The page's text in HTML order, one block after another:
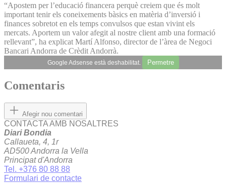
“Apostem per l’educació financera perquè creiem que és molt
important tenir els coneixements bàsics en matèria d’inversió i
finances sobretot en els temps convulsos que estan vivint els
mercats. Aportem un valor afegit al nostre client amb una formació
rellevant”, ha explicat Martí Alfonso, director de l’àrea de Negoci
Bancari Andorra de Crèdit Andorrà.
Google Adsense està deshabilitat. Permetre
Comentaris
Afegir nou comentari
CONTACTA AMB NOSALTRES
Diari Bondia
Callaueta, 4, 1r
AD500 Andorra la Vella
Principat d'Andorra
Tel. +376 80 88 88
Formulari de contacte